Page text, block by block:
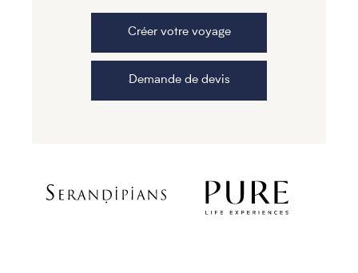
Créer votre voyage
Demande de devis